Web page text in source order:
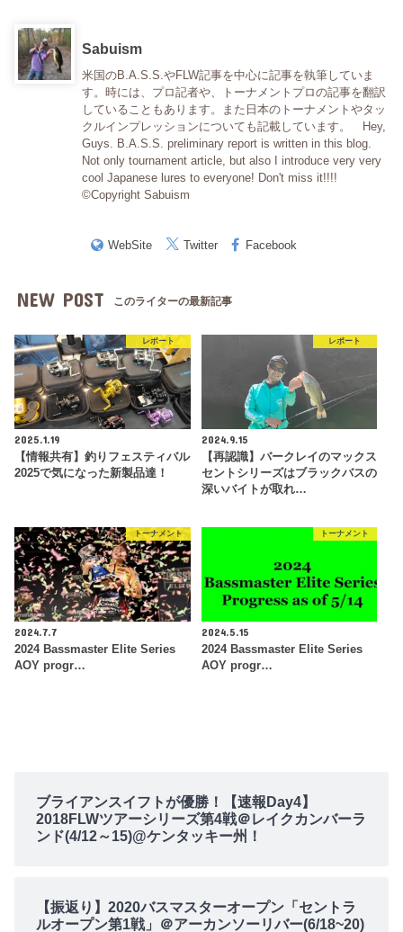
Sabuism
米国のB.A.S.S.やFLW記事を中心に記事を執筆していま
す。時には、プロ記者や、トーナメントプロの記事を翻訳
していることもあります。また日本のトーナメントやタッ
クルインプレッションについても記載しています。 Hey,
Guys. B.A.S.S. preliminary report is written in this blog.
Not only tournament article, but also I introduce very very
cool Japanese lures to everyone! Don't miss it!!!!
©Copyright Sabuism
WebSite Twitter Facebook
NEW POST このライターの最新記事
レポート
2025.1.19
【情報共有】釣りフェスティバル
2025で気になった新製品達！
レポート
2024.9.15
【再認識】バークレイのマックス
セントシリーズはブラックバスの
深いバイトが取れ…
トーナメント
2024.7.7
2024 Bassmaster Elite Series
AOY progr…
トーナメント
2024.5.15
2024 Bassmaster Elite Series
AOY progr…
ブライアンスイフトが優勝！【速報Day4】
2018FLWツアーシリーズ第4戦＠レイクカンバーラ
ンド(4/12～15)@ケンタッキー州！
【振返り】2020バスマスターオープン「セントラ
ルオープン第1戦」＠アーカンソーリバー(6/18~20)